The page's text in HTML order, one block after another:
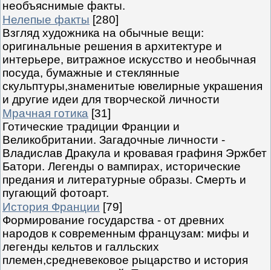
необъяснимые факты.
Нелепые факты [280]
Взгляд художника на обычные вещи:
оригинальные решения в архитектуре и
интерьере, витражное искусство и необычная
посуда, бумажные и стеклянные
скульптуры,знаменитые ювелирные украшения
и другие идеи для творческой личности
Мрачная готика [31]
Готические традиции Франции и
Великобритании. Загадочные личности -
Владислав Дракула и кровавая графиня Эржбет
Батори. Легенды о вампирах, исторические
предания и литературные образы. Смерть и
пугающий фотоарт.
История Франции [79]
Формирование государства - от древних
народов к современным французам: мифы и
легенды кельтов и галльских
племен,средневековое рыцарство и история